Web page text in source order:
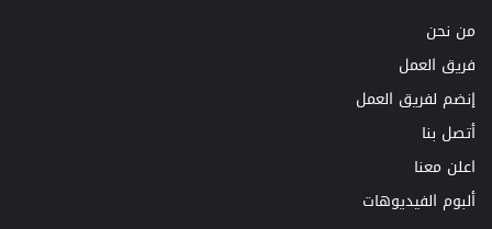
من نحن
فريق العمل
إنضم لفريق العمل
أتصل بنا
اعلن معنا
ألبوم الفيديوهات